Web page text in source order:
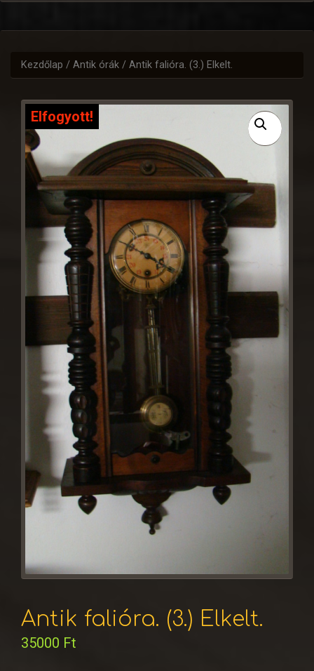
Kezdőlap / Antik órák / Antik falióra. (3.) Elkelt.
Elfogyott!
Antik falióra. (3.) Elkelt.
35000 Ft